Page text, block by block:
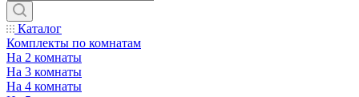
Каталог
Комплекты по комнатам
На 2 комнаты
На 3 комнаты
На 4 комнаты